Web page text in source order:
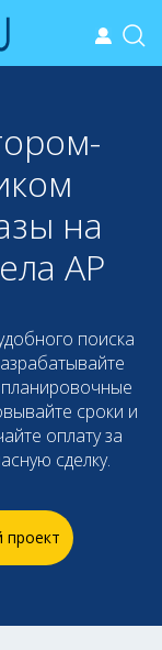
на
АР
поиска
сроки и
оплату за
сделку.
проект